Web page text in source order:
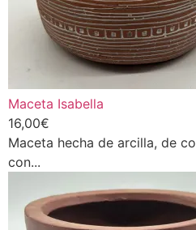
Maceta Isabella
16,00€
Maceta hecha de arcilla, de
con...